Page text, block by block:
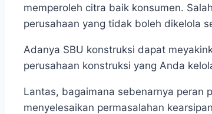
memperoleh citra baik konsumen.
perusahaan yang tidak boleh dikelola
Adanya SBU konstruksi dapat
perusahaan konstruksi yang Anda
Lantas, bagaimana sebenarnya peran
menyelesaikan permasalahan